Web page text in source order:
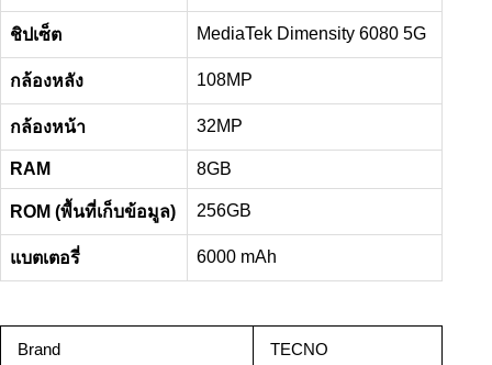
ชิปเซ็ต MediaTek Dimensity 6080 5G
กล้องหลัง 108MP
กล้องหน้า 32MP
RAM 8GB
ROM (พื้นที่เก็บข้อมูล) 256GB
แบตเตอรี่ 6000 mAh
Brand
TECNO